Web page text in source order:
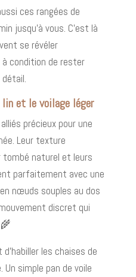
ces rangées de
jusqu’à vous. C’est là
se révéler
condition de rester
lin et le voilage léger
précieux pour une
Leur texture
tombé naturel et leurs
parfaitement avec une
nœuds souples au dos
discret qui
les chaises de
Un simple pan de voile